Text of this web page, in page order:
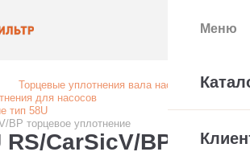
Торцевые уплотнения вала насоса
для насосов
тип 58U
BP торцевое уплотнение
RS/CarSicV/BP
Меню